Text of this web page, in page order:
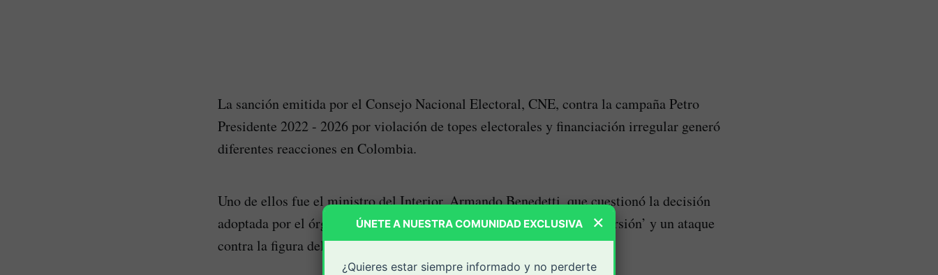
La sanción emitida por el Consejo Nacional Electoral, CNE, contra la campaña Petro
Presidente 2022 - 2026 por violación de topes electorales y financiación irregular generó
diferentes reacciones en Colombia.
Uno de ellos fue el ministro del Interior, Armando Benedetti, que cuestionó la decisión
adoptada por el órgano electoral, al considerarlo como una ‘animadversión’ y un ataque
contra la figura del actual mandatario de los colombianos.
×
ÚNETE A NUESTRA COMUNIDAD EXCLUSIVA
¿Quieres estar siempre informado y no perderte